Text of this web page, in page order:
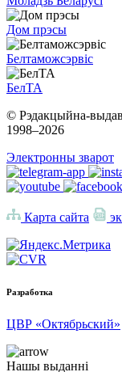
Дом прэсы
Белтаможсэрвіс
БелТА
© Рэдакцыйна-
1998–2026
Электронны зварот
Карта сайта
Разработка
ЦВР «Октябрьский»
Нашы выданні